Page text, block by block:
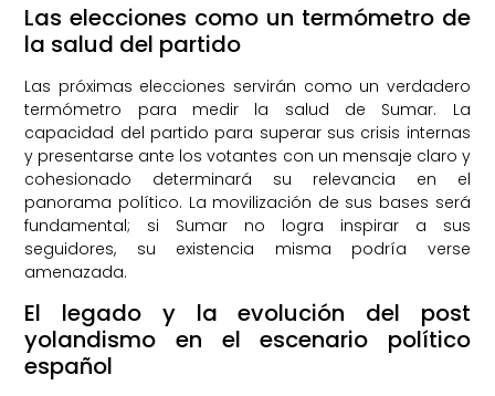
Las elecciones como un termómetro de
la salud del partido
Las próximas elecciones servirán como un verdadero
termómetro para medir la salud de Sumar. La
capacidad del partido para superar sus crisis internas
y presentarse ante los votantes con un mensaje claro y
cohesionado determinará su relevancia en el
panorama político. La movilización de sus bases será
fundamental; si Sumar no logra inspirar a sus
seguidores, su existencia misma podría verse
amenazada.
El legado y la evolución del post
yolandismo en el escenario político
español